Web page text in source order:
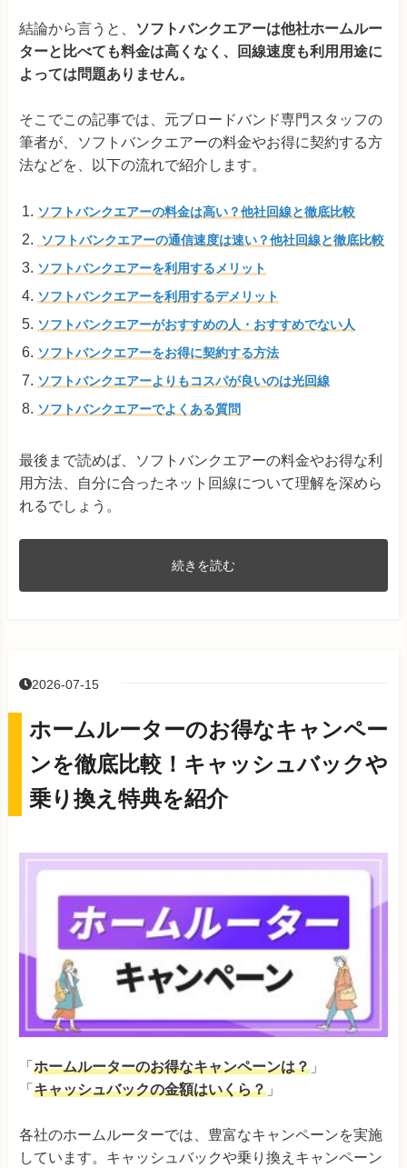
結論から言うと、
ソフトバンクエアーは他社ホームルー
ターと比べても料金は高くなく、回線速度も利用用途に
よっては問題ありません。
そこでこの記事では、元ブロードバンド専門スタッフの
筆者が、ソフトバンクエアーの料金やお得に契約する方
法などを、以下の流れで紹介します。
ソフトバンクエアーの料金は高い？他社回線と徹底比較
ソフトバンクエアーの通信速度は速い？他社回線と徹底比較
ソフトバンクエアーを利用するメリット
ソフトバンクエアーを利用するデメリット
ソフトバンクエアーがおすすめの人・おすすめでない人
ソフトバンクエアーをお得に契約する方法
ソフトバンクエアーよりもコスパが良いのは光回線
ソフトバンクエアーでよくある質問
最後まで読めば、ソフトバンクエアーの料金やお得な利
用方法、自分に合ったネット回線について理解を深めら
れるでしょう。
続きを読む
2026-07-15
ホームルーターのお得なキャンペー
ンを徹底比較！キャッシュバックや
乗り換え特典を紹介
「 ホームルーターのお得なキャンペーンは？ 」
「 キャッシュバックの金額はいくら？ 」
各社のホームルーターでは、豊富なキャンペーンを実施
しています。キャッシュバックや乗り換えキャンペーン